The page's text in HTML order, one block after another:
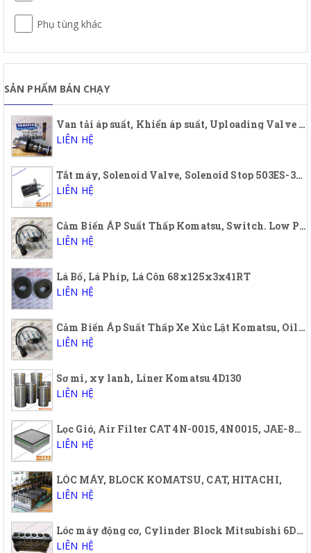
Phụ tùng khác
SẢN PHẨM BÁN CHẠY
Van tải áp suất, Khiển áp suất, Uploading Valve Komatsu, 723-40-56900, 7234056900, PC200-7
LIÊN HỆ
Tắt máy, Solenoid Valve, Solenoid Stop 503ES-3TNA72, 12A5UC5S, 12S5SUC5S
LIÊN HỆ
Cảm Biến ÁP Suất Thấp Komatsu, Switch. Low Pressure, Oil Low Pressure Sensor Komatsu 421-43-32910, 4214332910
LIÊN HỆ
Lá Bố, Lá Phíp, Lá Côn 68x125x3x41RT
LIÊN HỆ
Cảm Biến Áp Suất Thấp Xe Xúc Lật Komatsu, Oil low pressure sensor Wheel Loader Komatsu
LIÊN HỆ
Sơ mi, xy lanh, Liner Komatsu 4D130
LIÊN HỆ
Lọc Gió, Air Filter CAT 4N-0015, 4N0015, JAE-88187. JAE88187
LIÊN HỆ
LÓC MÁY, BLOCK KOMATSU, CAT, HITACHI,
LIÊN HỆ
Lóc máy động cơ, Cylinder Block Mitsubishi 6DB1T, 6D31, 6D31T, 6D34, 6D34T, 6D14T, 6D15T, 6D16T
LIÊN HỆ